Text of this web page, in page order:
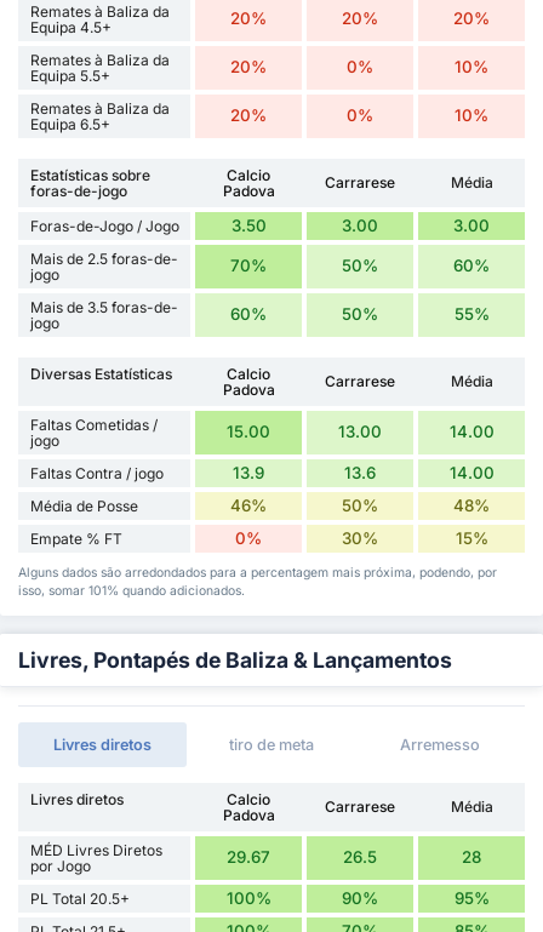
Remates à Baliza da
Equipa 4.5+
20% 20% 20%
Remates à Baliza da
Equipa 5.5+
20% 0% 10%
Remates à Baliza da
Equipa 6.5+
20% 0% 10%
Estatísticas sobre
foras-de-jogo
Calcio
Padova
Carrarese Média
Foras-de-Jogo / Jogo 3.50 3.00 3.00
Mais de 2.5 foras-de-
jogo
70% 50% 60%
Mais de 3.5 foras-de-
jogo
60% 50% 55%
Diversas Estatísticas
Calcio
Padova
Carrarese Média
Faltas Cometidas /
jogo
15.00 13.00 14.00
Faltas Contra / jogo 13.9 13.6 14.00
Média de Posse 46% 50% 48%
Empate % FT 0% 30% 15%
Alguns dados são arredondados para a percentagem mais próxima, podendo, por
isso, somar 101% quando adicionados.
Livres, Pontapés de Baliza & Lançamentos
Livres diretos tiro de meta Arremesso
Livres diretos
Calcio
Padova
Carrarese Média
MÉD Livres Diretos
por Jogo
29.67 26.5 28
PL Total 20.5+ 100% 90% 95%